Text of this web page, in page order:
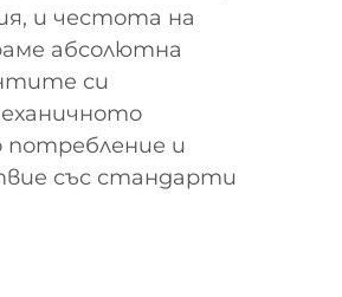
и честота на
абсолютна
си
потребление и
със стандарти